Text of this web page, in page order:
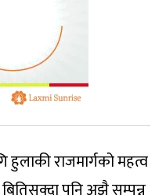
हुलाकी राजमार्गको महत्व